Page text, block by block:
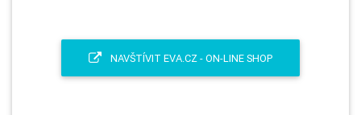
NAVŠTÍVIT EVA.CZ - ON-LINE SHOP